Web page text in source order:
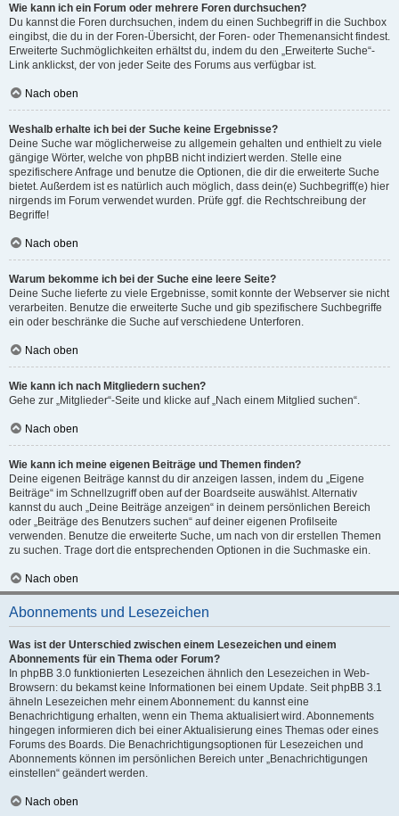
Wie kann ich ein Forum oder mehrere Foren durchsuchen?
Du kannst die Foren durchsuchen, indem du einen Suchbegriff in die Suchbox
eingibst, die du in der Foren-Übersicht, der Foren- oder Themenansicht findest.
Erweiterte Suchmöglichkeiten erhältst du, indem du den „Erweiterte Suche“-
Link anklickst, der von jeder Seite des Forums aus verfügbar ist.
Nach oben
Weshalb erhalte ich bei der Suche keine Ergebnisse?
Deine Suche war möglicherweise zu allgemein gehalten und enthielt zu viele
gängige Wörter, welche von phpBB nicht indiziert werden. Stelle eine
spezifischere Anfrage und benutze die Optionen, die dir die erweiterte Suche
bietet. Außerdem ist es natürlich auch möglich, dass dein(e) Suchbegriff(e) hier
nirgends im Forum verwendet wurden. Prüfe ggf. die Rechtschreibung der
Begriffe!
Nach oben
Warum bekomme ich bei der Suche eine leere Seite?
Deine Suche lieferte zu viele Ergebnisse, somit konnte der Webserver sie nicht
verarbeiten. Benutze die erweiterte Suche und gib spezifischere Suchbegriffe
ein oder beschränke die Suche auf verschiedene Unterforen.
Nach oben
Wie kann ich nach Mitgliedern suchen?
Gehe zur „Mitglieder“-Seite und klicke auf „Nach einem Mitglied suchen“.
Nach oben
Wie kann ich meine eigenen Beiträge und Themen finden?
Deine eigenen Beiträge kannst du dir anzeigen lassen, indem du „Eigene
Beiträge“ im Schnellzugriff oben auf der Boardseite auswählst. Alternativ
kannst du auch „Deine Beiträge anzeigen“ in deinem persönlichen Bereich
oder „Beiträge des Benutzers suchen“ auf deiner eigenen Profilseite
verwenden. Benutze die erweiterte Suche, um nach von dir erstellen Themen
zu suchen. Trage dort die entsprechenden Optionen in die Suchmaske ein.
Nach oben
Abonnements und Lesezeichen
Was ist der Unterschied zwischen einem Lesezeichen und einem
Abonnements für ein Thema oder Forum?
In phpBB 3.0 funktionierten Lesezeichen ähnlich den Lesezeichen in Web-
Browsern: du bekamst keine Informationen bei einem Update. Seit phpBB 3.1
ähneln Lesezeichen mehr einem Abonnement: du kannst eine
Benachrichtigung erhalten, wenn ein Thema aktualisiert wird. Abonnements
hingegen informieren dich bei einer Aktualisierung eines Themas oder eines
Forums des Boards. Die Benachrichtigungsoptionen für Lesezeichen und
Abonnements können im persönlichen Bereich unter „Benachrichtigungen
einstellen“ geändert werden.
Nach oben